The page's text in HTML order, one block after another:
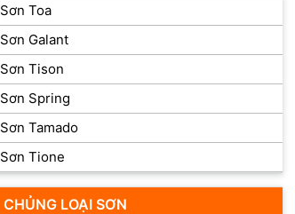
Sơn Toa
Sơn Galant
Sơn Tison
Sơn Spring
Sơn Tamado
Sơn Tione
CHỦNG LOẠI SƠN